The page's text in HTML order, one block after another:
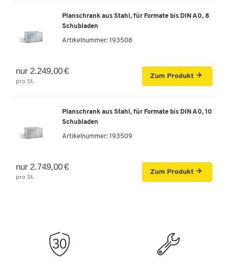
Planschrank aus Stahl, für Formate bis DIN A0, 8
Schubladen
Artikelnummer: 193508
nur 2.249,00 €
pro St.
Zum Produkt
Planschrank aus Stahl, für Formate bis DIN A0, 10
Schubladen
Artikelnummer: 193509
nur 2.749,00 €
pro St.
Zum Produkt